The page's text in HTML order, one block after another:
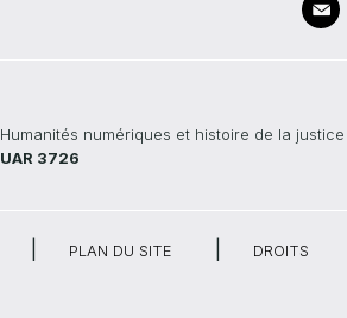
Humanités numériques et histoire de la justice
UAR 3726
PLAN DU SITE DROITS